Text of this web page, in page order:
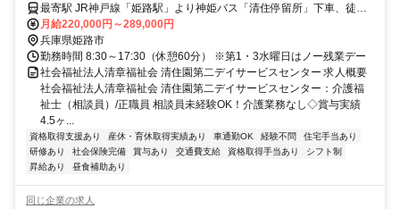
ス・介護福祉士（相談員）・正職員】
最寄駅 JR神戸線「姫路駅」より神姫バス「清住停留所」下車、徒歩1
分
月給220,000円～289,000円
兵庫県姫路市
勤務時間 8:30～17:30（休憩60分） ※第1・3水曜日はノー残業デー
社会福祉法人清章福祉会 清住園第二デイサービスセンター 求人概要
社会福祉法人清章福祉会 清住園第二デイサービスセンター：介護福
祉士（相談員）/正職員 相談員未経験OK！介護業務なし◇賞与実績
4.5ヶ...
資格取得支援あり 産休・育休取得実績あり 車通勤OK 経験不問
住宅手当あり
研修あり
社会保険完備 賞与あり 交通費支給 資格取得手当あり
シフト制
昇給あり
昼食補助あり
同じ企業の求人